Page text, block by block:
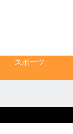
スポーツ